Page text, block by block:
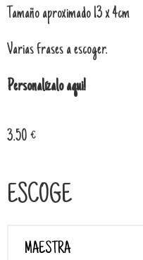
Tamaño aproximado 13 x 4cm
Varias frases a escoger.
Personalízalo aqui!
3.50 €
ESCOGE